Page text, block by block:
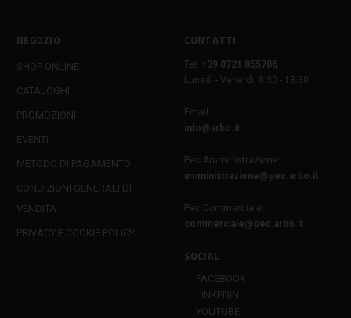
NEGOZIO
SHOP ONLINE
CATALOGHI
PROMOZIONI
EVENTI
METODO DI PAGAMENTO
CONDIZIONI GENERALI DI
VENDITA
PRIVACY E COOKIE POLICY
CONTATTI
Tel:
+39 0721 855706
Lunedì - Venerdì, 8:30 - 18:30
Email:
info@arbo.it
Pec Amministrazione:
amministrazione@pec.arbo.it
Pec Commerciale:
commerciale@pec.arbo.it
SOCIAL
FACEBOOK
LINKEDIN
YOUTUBE